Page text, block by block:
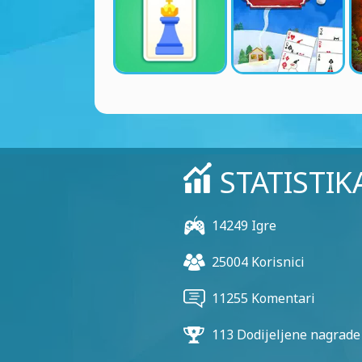
14249 Igre
25004 Korisnici
11255 Komentari
113 Dodijeljene nagrade